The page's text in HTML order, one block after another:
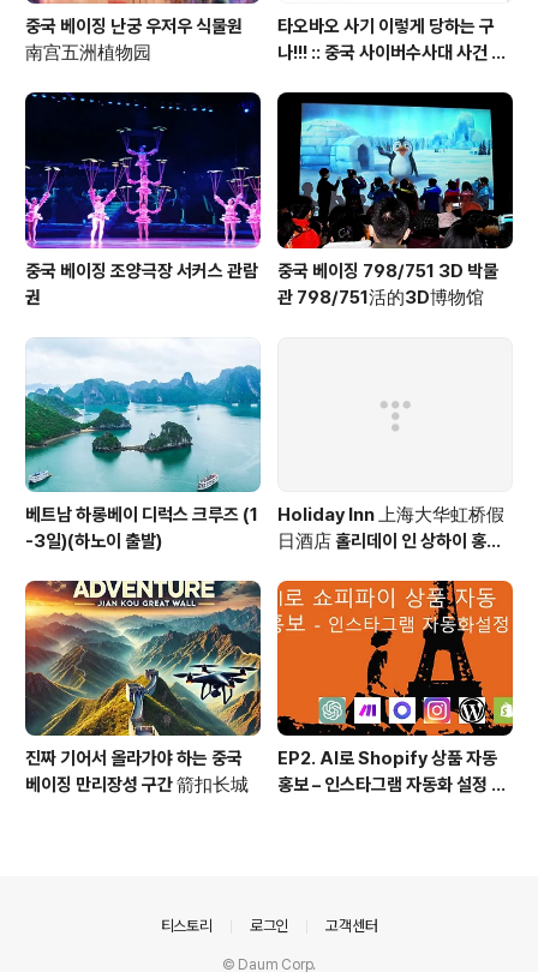
중국 베이징 난궁 우저우 식물원
南宫五洲植物园
타오바오 사기 이렇게 당하는 구
나!!! :: 중국 사이버수사대 사건 접
중국 베이징 조양극장 서커스 관람
권
중국 베이징 798/751 3D 박물
관 798/751活的3D博物馆
베트남 하롱베이 디럭스 크루즈 (1
-3일)(하노이 출발)
Holiday Inn 上海大华虹桥假
日酒店 홀리데이 인 상하이 홍차
ngqiao
진짜 기어서 올라가야 하는 중국
베이징 만리장성 구간 箭扣长城
EP2. AI로 Shopify 상품 자동
홍보 – 인스타그램 자동화 설정 방
티스토리 로그인 고객센터
© Daum Corp.